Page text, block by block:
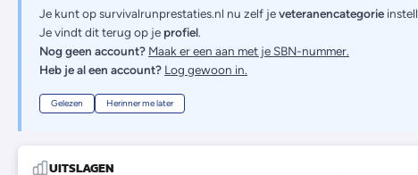
Je kunt op survivalrunprestaties.nl nu zelf jeveteranencategorie
Je vindt dit terug op je profiel.
Nog geen account? Maak er een aan met je SBN-nummer.
Heb je al een account? Log gewoon in.
Gelezen Herinner me later
UITSLAGEN